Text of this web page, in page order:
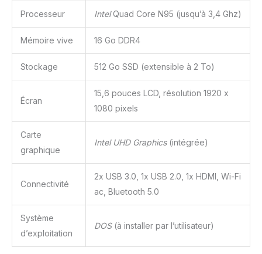
Processeur IntelQuad Core N95 (jusqu’à 3,4 Ghz)
Mémoire vive 16 Go DDR4
Stockage 512 Go SSD (extensible à 2 To)
Écran
15,6 pouces LCD, résolution 1920 x
1080 pixels
Carte
graphique
Intel UHD Graphics(intégrée)
Connectivité
2x USB 3.0, 1x USB 2.0, 1x HDMI, Wi-Fi
ac, Bluetooth 5.0
Système
d’exploitation
DOS(à installer par l’utilisateur)